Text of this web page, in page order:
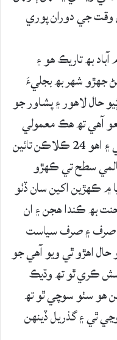
۽ ان وقت جي دوران پوري
بھ تاريڪ ھو ۽
شھر بھ بجليءَ
حال لاھور ۽ پشاور جو
آھي تھ ھڪ معمولي
فالٽ سبب پورو ملڪ تاريڪ ٿي وڃي ۽ اھو 24 ڪلاڪن تائين
سطح تي ڪھڙو
۾ ڪھڙين اکين سان ڏٺو
بھ ڪندا ھجن ۽ ان
صرف ۽ صرف سياست
اھڙو ٿي ويو آھي جو
ڪري ٿو تھ وڌيڪ
سٺو سوچي ٿو تھ
ٿي ۽ گذريل ڏينھن